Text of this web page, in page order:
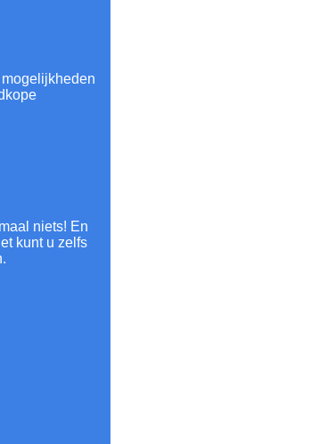
niets! En
kunt u zelfs